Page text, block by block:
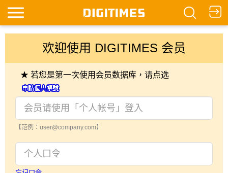
欢迎使用 DIGITIMES 会员
★ 若您是第一次使用会员数据库，请点选
【范例：user@company.com】